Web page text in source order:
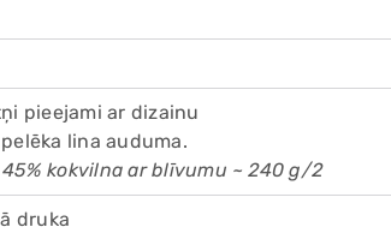
pieejami ar dizainu
lina auduma.
kokvilna ar blīvumu ~ 240 g/2
druka